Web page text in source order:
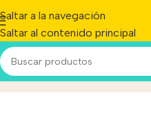
Saltar a la navegación
Saltar al contenido principal